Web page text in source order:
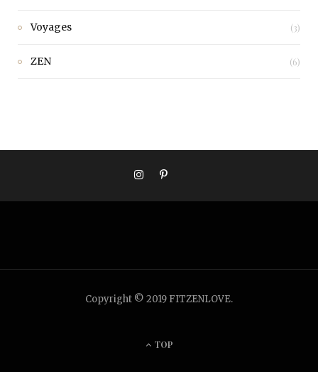
Voyages (3)
ZEN (6)
Copyright © 2019 FITZENLOVE.
TOP